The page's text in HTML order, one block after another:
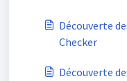
Découverte
Checker
Découverte